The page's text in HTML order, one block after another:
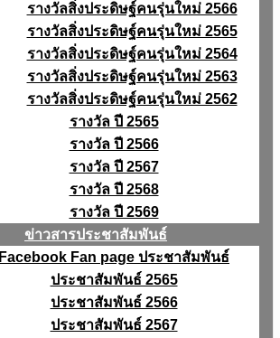
รางวัลสิ่งประดิษฐ์คนรุ่นใหม่ 2566
รางวัลสิ่งประดิษฐ์คนรุ่นใหม่ 2565
รางวัลสิ่งประดิษฐ์คนรุ่นใหม่ 2564
รางวัลสิ่งประดิษฐ์คนรุ่นใหม่ 2563
รางวัลสิ่งประดิษฐ์คนรุ่นใหม่ 2562
รางวัล ปี 2565
รางวัล ปี 2566
รางวัล ปี 2567
รางวัล ปี 2568
รางวัล ปี 2569
ข่าวสารประชาสัมพันธ์
Facebook Fan page ประชาสัมพันธ์
ประชาสัมพันธ์ 2565
ประชาสัมพันธ์ 2566
ประชาสัมพันธ์ 2567